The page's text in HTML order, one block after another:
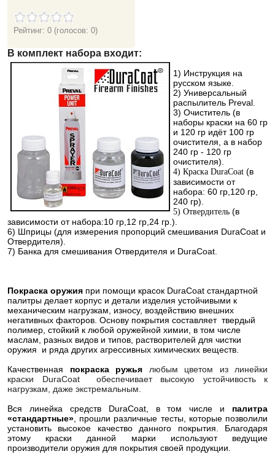
Рейтинг: 0 (голосов: 0)
В комплект набора входит:
1) Инструкция на
русском языке.
2) Универсальный
распылитель Preval.
3) Очиститель (в
наборы краски на 60 гр
и 120 гр идёт 100 гр
очистителя, а в набор
240 гр - 120 гр
очистителя).
4) Краска DuraCoat (в
зависимости от
набора: 60 гр,120 гр,
240 гр).
5) Отвердитель (в
зависимости от набора:10 гр,12 гр,24 гр.).
6) Шприцы (для измерения пропорций смешивания DuraCoat и
Отвердителя).
7) Банка для смешивания Отвердителя и DuraCoat.
Покраска оружия при помощи красок DuraCoat стандартной
палитры делает корпус и детали изделия устойчивыми к
механическим нагрузкам, износу, воздействию внешних
негативных факторов. Основу покрытия составляет твердый
полимер, стойкий к любой оружейной химии, в том числе
маслам, разных видов и типов, растворителей для чистки
оружия и ряда других агрессивных химических веществ.
Качественная покраска ружья любым цветом из линейки
краски DuraCoat обеспечивает высокую устойчивость к
нагрузкам, даже экстремальным.
Вся линейка средств DuraCoat, в том числе и палитра
«стандартные» , прошли различные тесты, которые позволили
установить высокое качество данного покрытия. Благодаря
этому краски данной марки используют ведущие
производители оружия для покрытия своей продукции.